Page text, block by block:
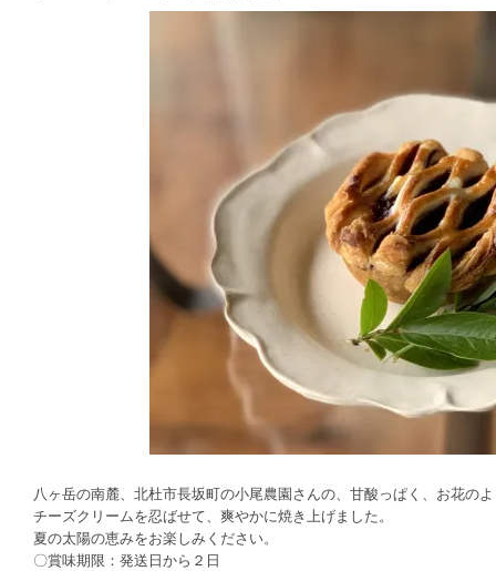
八ヶ岳の南麓、北杜市長坂町の小尾農園さんの、甘酸っぱく、お花の
チーズクリームを忍ばせて、爽やかに焼き上げました。
夏の太陽の恵みをお楽しみください。
〇賞味期限：発送日から２日